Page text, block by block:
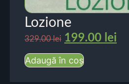
Lozione
329.00lei 199.00 lei
Adaugă în coș